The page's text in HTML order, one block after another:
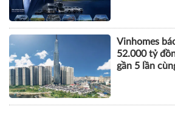
Vinhomes
52.000 tỷ
gần 5 lần